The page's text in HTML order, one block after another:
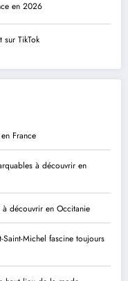
en 2026
sur TikTok
France
à découvrir en
découvrir en Occitanie
Michel fascine toujours